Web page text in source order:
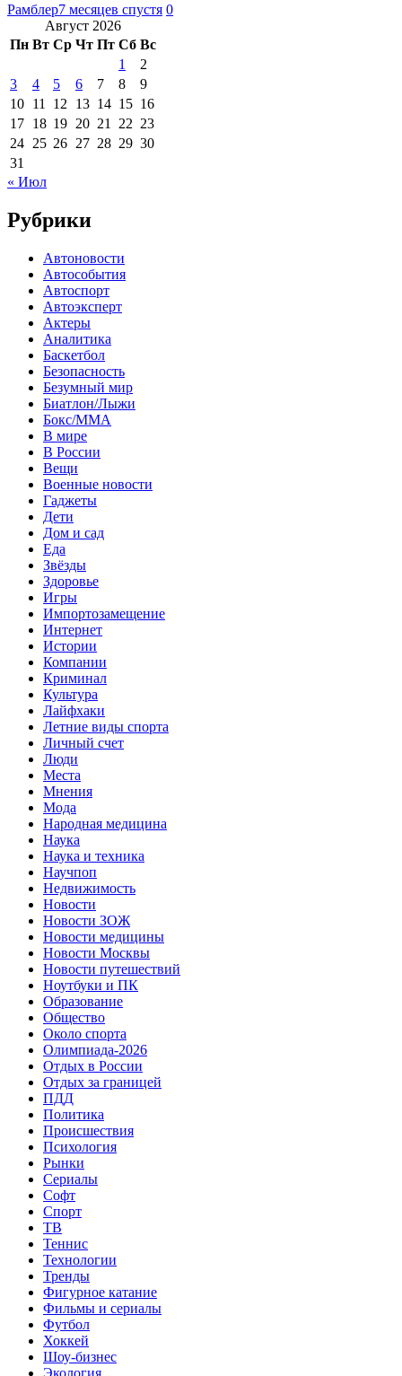
Рамблер7 месяцев спустя 0
Август 2026
Пн Вт Ср Чт Пт Сб Вс
1
2
3
4 5 6 7 8
9
10 11 12 13 14 15 16
17 18 19 20 21 22 23
24 25 26 27 28 29 30
31
« Июл
Рубрики
Автоновости
Автособытия
Автоспорт
Автоэксперт
Актеры
Аналитика
Баскетбол
Безопасность
Безумный мир
Биатлон/Лыжи
Бокс/MMA
В мире
В России
Вещи
Военные новости
Гаджеты
Дети
Дом и сад
Еда
Звёзды
Здоровье
Игры
Импортозамещение
Интернет
Истории
Компании
Криминал
Культура
Лайфхаки
Летние виды спорта
Личный счет
Люди
Места
Мнения
Мода
Народная медицина
Наука
Наука и техника
Научпоп
Недвижимость
Новости
Новости ЗОЖ
Новости медицины
Новости Москвы
Новости путешествий
Ноутбуки и ПК
Образование
Общество
Около спорта
Олимпиада-2026
Отдых в России
Отдых за границей
ПДД
Политика
Происшествия
Психология
Рынки
Сериалы
Софт
Спорт
ТВ
Теннис
Технологии
Тренды
Фигурное катание
Фильмы и сериалы
Футбол
Хоккей
Шоу-бизнес
Экология